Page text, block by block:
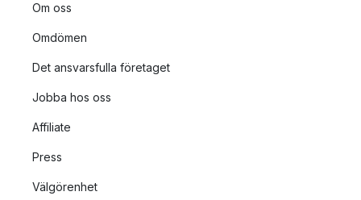
Om oss
Omdömen
Det ansvarsfulla företaget
Jobba hos oss
Affiliate
Press
Välgörenhet